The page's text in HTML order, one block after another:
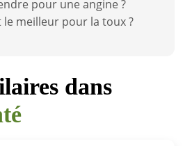
pour une angine ?
le meilleur pour la toux ?
dans